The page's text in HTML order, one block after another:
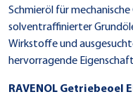
Schmieröl für
solventraffinierter
Wirkstoffe und
hervorragende
RAVENOL Getriebeoel